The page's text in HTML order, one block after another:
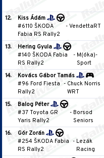
12.
Kiss Ádám
#6110 ŠKODA
Fabia RS Rally2
-VendettaRT
13.
Hering Gyula
#140 ŠKODA Fabia
RS Rally2
- M(óka)-
Sport
14.
Kovács Gábor Tamás
#96 Ford Fiesta
Rally2
- Chuck Norris
WRT
15.
Balog Péter
#37 Toyota GR
Yaris Rally2
- Borsod
Seniors
16.
Gór Zorán
#254 ŠKODA Fabia
RS Rally2
- Lezák
Racing